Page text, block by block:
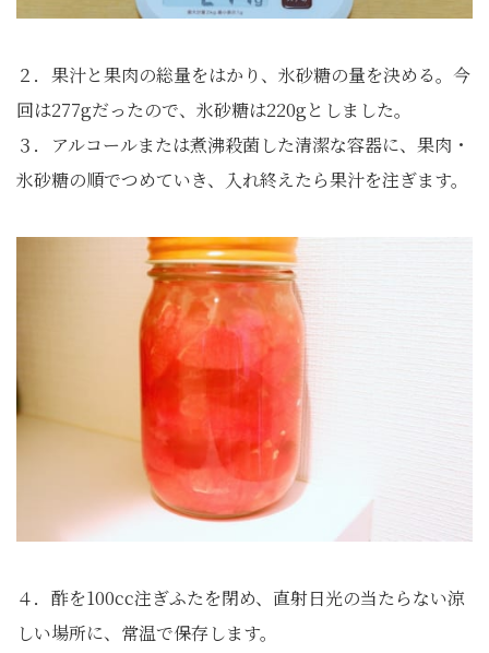
２．果汁と果肉の総量をはかり、氷砂糖の量を決める。今
回は277gだったので、氷砂糖は220gとしました。
３．アルコールまたは煮沸殺菌した清潔な容器に、果肉・
氷砂糖の順でつめていき、入れ終えたら果汁を注ぎます。
４．酢を100cc注ぎふたを閉め、直射日光の当たらない涼
しい場所に、常温で保存します。